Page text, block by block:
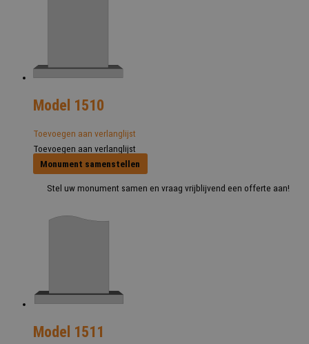
Model 1510
Toevoegen aan verlanglijst
Toevoegen aan verlanglijst
Monument samenstellen
Stel uw monument samen en vraag vrijblijvend een offerte aan!
Model 1511